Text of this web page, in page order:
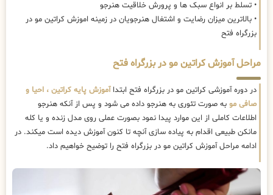
• تسلط بر انواع سبک ها و پرورش خلاقیت هنرجو
• بالاترین میزان رضایت و اشتغال هنرجویان در زمینه اموزش کراتین مو در
بزرگراه فتح
مراحل آموزش کراتین مو در بزرگراه فتح
در دوره آموزشی کراتین مو در بزرگراه فتح ابتداآموزش پایه کراتین ، احیا و
صافی مو به صورت تئوری به هنرجو داده می شود و پس از آنکه هنرجو
اطلاعات کاملی از این موارد پیدا نمود بصورت عملی روی مدل زنده و یا کله
مانکن طبیعی اقدام به پیاده سازی آنچه تا کنون آموزش دیده است میکند. در
ادامه مراحل آموزش کراتین مو در بزرگراه فتح را توضیح خواهیم داد.